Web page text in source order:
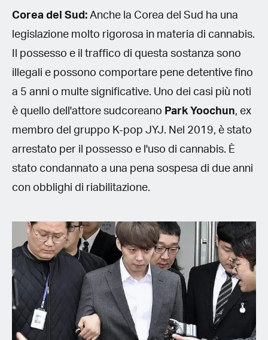
Corea del Sud: Anche la Corea del Sud ha una
legislazione molto rigorosa in materia di cannabis.
Il possesso e il traffico di questa sostanza sono
illegali e possono comportare pene detentive fino
a 5 anni o multe significative. Uno dei casi più noti
è quello dell'attore sudcoreano Park Yoochun, ex
membro del gruppo K-pop JYJ. Nel 2019, è stato
arrestato per il possesso e l'uso di cannabis. È
stato condannato a una pena sospesa di due anni
con obblighi di riabilitazione.